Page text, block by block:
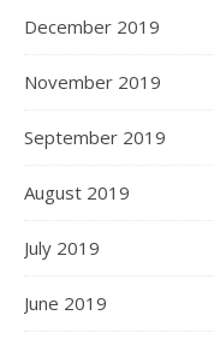
December 2019
November 2019
September 2019
August 2019
July 2019
June 2019